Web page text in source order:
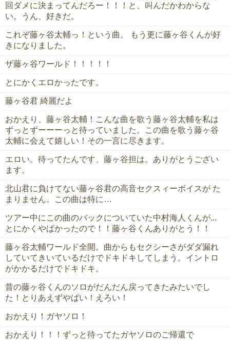
回ダメに決まってんだろー！！！と、叫んだかわからな
い。うん、好きだ。
これぞ藤ヶ谷太輔っ！という曲。 もう更に藤ヶ谷くんが好
きになりました。
ザ藤ヶ谷ワールド！！！！！
とにかくエロかったです。
藤ヶ谷君 綺麗だよ
おかえり、藤ヶ谷太輔！こんな曲を歌う藤ヶ谷太輔を私は
ずっとずーーーっと待っていました。この曲を歌う藤ヶ谷
太輔に会えて嬉しい！その一言に尽きます。
エロい。待ってたんです、藤ヶ谷担は。ありがとうござい
ます。
北山君に負けてない藤ヶ谷君の高音セクスィーボイスが た
まりません。この曲は特に…
ツアー中にこの曲のバックについていた中村海人くんが...
とにかくやばかったので！！藤ヶ谷くんありがとう！！
藤ヶ谷太輔ワールド全開。曲からもセクシーさがダダ漏れ
していてきいているだけでドキドキしてしまう。イントロ
がかかるだけでドキドキ。
昔の藤ヶ谷くんのソロがだんだん戻ってきたみたいでし
た！とりあえずやばい！えろい！
おかえり！ガヤソロ！
おかえり！！！ずっと待ってたガヤソロのご帰還で